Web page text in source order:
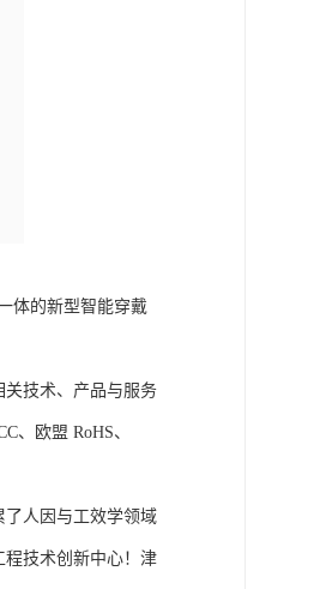
体的新型智能穿戴
关技术、产品与服务
、欧盟 RoHS、
人因与工效学领域
程技术创新中心！津